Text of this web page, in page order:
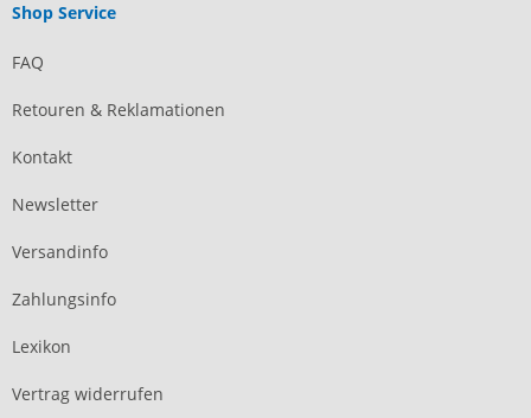
Shop Service
FAQ
Retouren & Reklamationen
Kontakt
Newsletter
Versandinfo
Zahlungsinfo
Lexikon
Vertrag widerrufen